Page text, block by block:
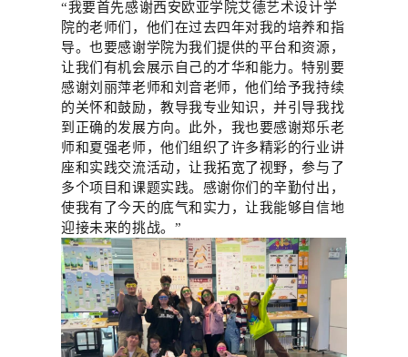
“我要首先感谢西安欧亚学院艾德艺术设计学
院的老师们，他们在过去四年对我的培养和指
导。也要感谢学院为我们提供的平台和资源，
让我们有机会展示自己的才华和能力。特别要
感谢刘丽萍老师和刘音老师，他们给予我持续
的关怀和鼓励，教导我专业知识，并引导我找
到正确的发展方向。此外，我也要感谢郑乐老
师和夏强老师，他们组织了许多精彩的行业讲
座和实践交流活动，让我拓宽了视野，参与了
多个项目和课题实践。感谢你们的辛勤付出，
使我有了今天的底气和实力，让我能够自信地
迎接未来的挑战。”